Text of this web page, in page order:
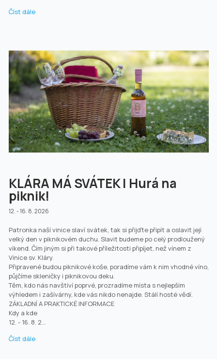
Číst dále
KLÁRA MÁ SVÁTEK | Hurá na
piknik!
12. - 16. 8. 2026
Patronka naší vinice slaví svátek, tak si přijďte připít a oslavit její
velký den v piknikovém duchu. Slavit budeme po celý prodloužený
víkend. Čím jiným si při takové příležitosti připíjet, než vínem z
Vinice sv. Kláry.
Připravené budou piknikové koše, poradíme vám k nim vhodné víno,
půjčíme skleničky i piknikovou deku.
Těm, kdo nás navštíví poprvé, prozradíme místa s nejlepším
výhledem i zašívárny, kde vás nikdo nenajde. Stálí hosté vědí.
ZÁKLADNÍ A PRAKTICKÉ INFORMACE
Kdy a kde
12. - 16. 8. 2...
Číst dále